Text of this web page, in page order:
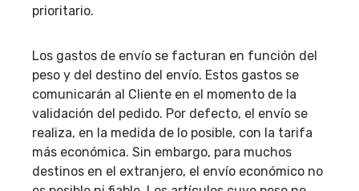
prioritario.
Los gastos de envío se facturan en función del
peso y del destino del envío. Estos gastos se
comunicarán al Cliente en el momento de la
validación del pedido. Por defecto, el envío se
realiza, en la medida de lo posible, con la tarifa
más económica. Sin embargo, para muchos
destinos en el extranjero, el envío económico no